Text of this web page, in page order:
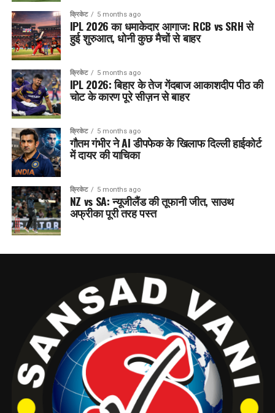
क्रिकेट 5 months ago
IPL 2026 का धमाकेदार आगाज: RCB vs SRH से
हुई शुरुआत, धोनी कुछ मैचों से बाहर
क्रिकेट 5 months ago
IPL 2026: बिहार के तेज गेंदबाज आकाशदीप पीठ की
चोट के कारण पूरे सीज़न से बाहर
क्रिकेट 5 months ago
गौतम गंभीर ने AI डीपफेक के खिलाफ दिल्ली हाईकोर्ट
में दायर की याचिका
क्रिकेट 5 months ago
NZ vs SA: न्यूजीलैंड की तूफानी जीत, साउथ
अफ्रीका पूरी तरह पस्त